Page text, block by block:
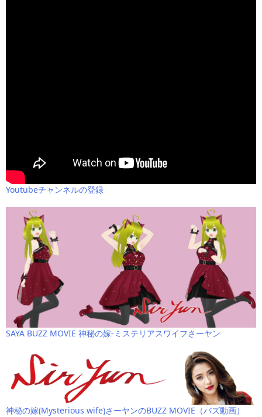
Youtubeチャンネルの登録
SAYA BUZZ MOVIE 神秘の嫁-ミステリアスワイフさーヤン
神秘の嫁(Mysterious wife)さーヤンのBUZZ MOVIE（バズ動画）